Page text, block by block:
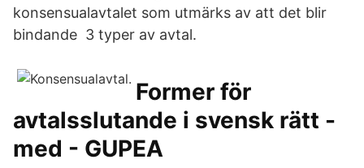
konsensualavtalet som utmärks av att det blir
bindande 3 typer av avtal.
Former för
avtalsslutande i svensk rätt -
med - GUPEA